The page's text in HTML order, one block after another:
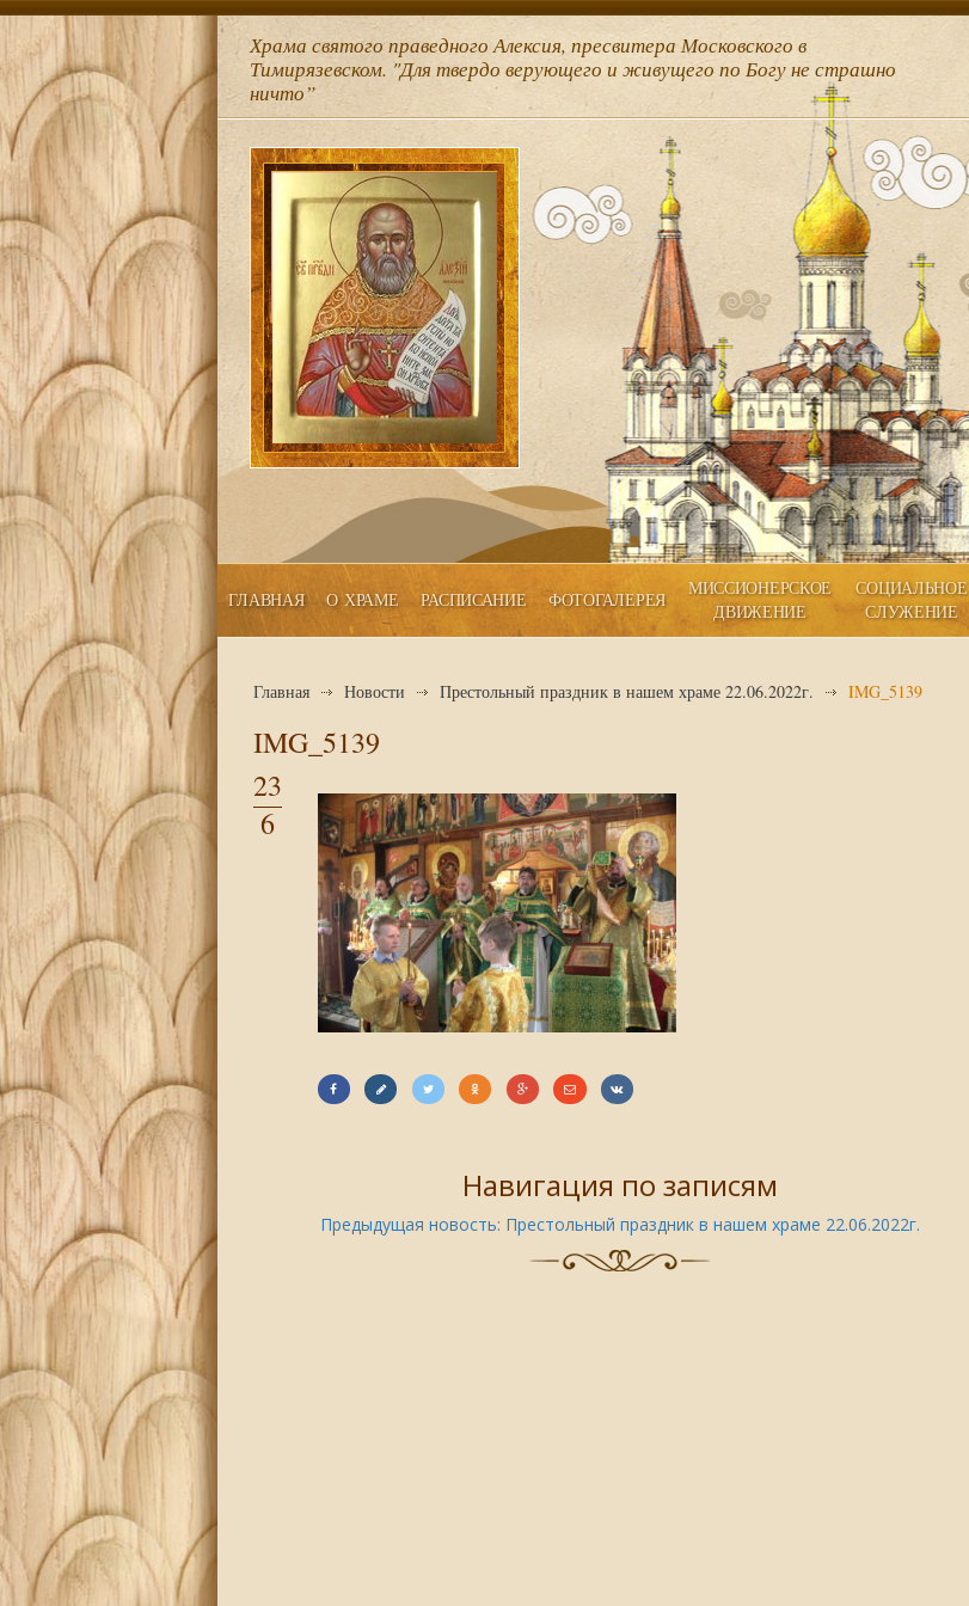
Храма святого праведного Алексия, пресвитера Московского в
Тимирязевском. "Для твердо верующего и живущего по Богу не страшно
ничто”
ГЛАВНАЯ О ХРАМЕ РАСПИСАНИЕ ФОТОГАЛЕРЕЯ
МИССИОНЕРСКОЕ
ДВИЖЕНИЕ
СОЦИАЛЬНОЕ
СЛУЖЕНИЕ
Главная Новости Престольный праздник в нашем храме 22.06.2022г. IMG_5139
IMG_5139
23
6
Навигация по записям
Предыдущая новость: Престольный праздник в нашем храме 22.06.2022г.